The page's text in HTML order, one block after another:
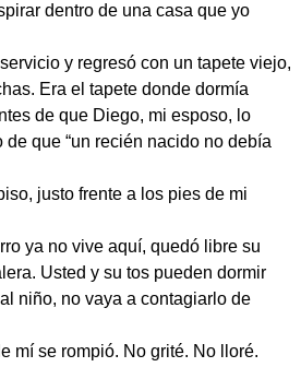
dentro de una casa que yo
y regresó con un tapete viejo,
Era el tapete donde dormía
de que Diego, mi esposo, lo
que “un recién nacido no debía
justo frente a los pies de mi
ya no vive aquí, quedó libre su
Usted y su tos pueden dormir
niño, no vaya a contagiarlo de
mí se rompió. No grité. No lloré.